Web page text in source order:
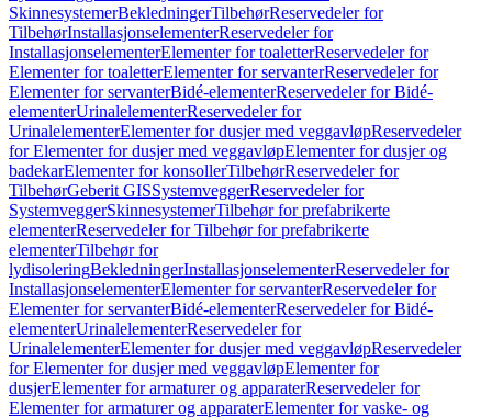
SkinnesystemerBekledningerTilbehørReservedeler for
TilbehørInstallasjonselementerReservedeler for
InstallasjonselementerElementer for toaletterReservedeler for
Elementer for toaletterElementer for servanterReservedeler for
Elementer for servanterBidé-elementerReservedeler for Bidé-
elementerUrinalelementerReservedeler for
UrinalelementerElementer for dusjer med veggavløpReservedeler
for Elementer for dusjer med veggavløpElementer for dusjer og
badekarElementer for konsollerTilbehørReservedeler for
TilbehørGeberit GISSystemveggerReservedeler for
SystemveggerSkinnesystemerTilbehør for prefabrikerte
elementerReservedeler for Tilbehør for prefabrikerte
elementerTilbehør for
lydisoleringBekledningerInstallasjonselementerReservedeler for
InstallasjonselementerElementer for servanterReservedeler for
Elementer for servanterBidé-elementerReservedeler for Bidé-
elementerUrinalelementerReservedeler for
UrinalelementerElementer for dusjer med veggavløpReservedeler
for Elementer for dusjer med veggavløpElementer for
dusjerElementer for armaturer og apparaterReservedeler for
Elementer for armaturer og apparaterElementer for vaske- og